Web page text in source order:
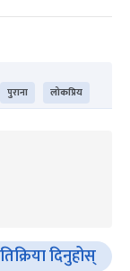
पुराना लोकप्रिय
दिनुहोस्